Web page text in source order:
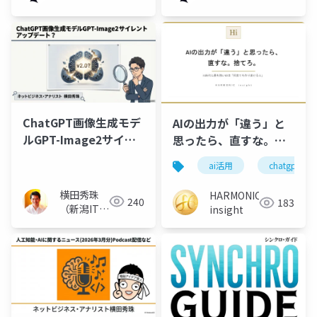
ChatGPT画像生成モデ
ルGPT-Image2サイレ
横田秀珠
（新潟ITコ
ト）
240
AIの出力が「違う」と
思ったら、直すな。捨
てろ。｜修正コストは
作り直しの10倍
ai活用 chatgpt
HARMONIC
insight
183